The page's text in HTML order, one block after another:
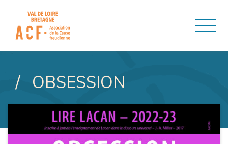
ASSOCIATION DE LA
OBSESSION